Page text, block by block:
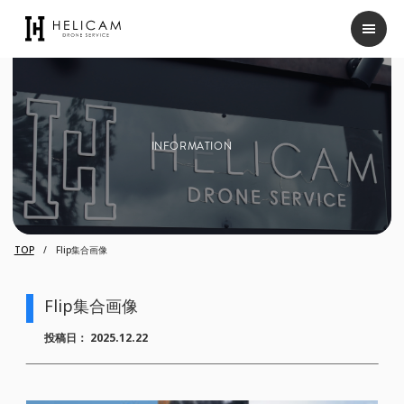
INFORMATION
TOP Flip集合画像
Flip集合画像
投稿日： 2025.12.22